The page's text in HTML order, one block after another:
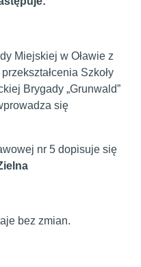
Miejskiej w Oławie z
Szkoły
Brygady „Grunwald”
się
nr 5 dopisuje się
bez zmian.